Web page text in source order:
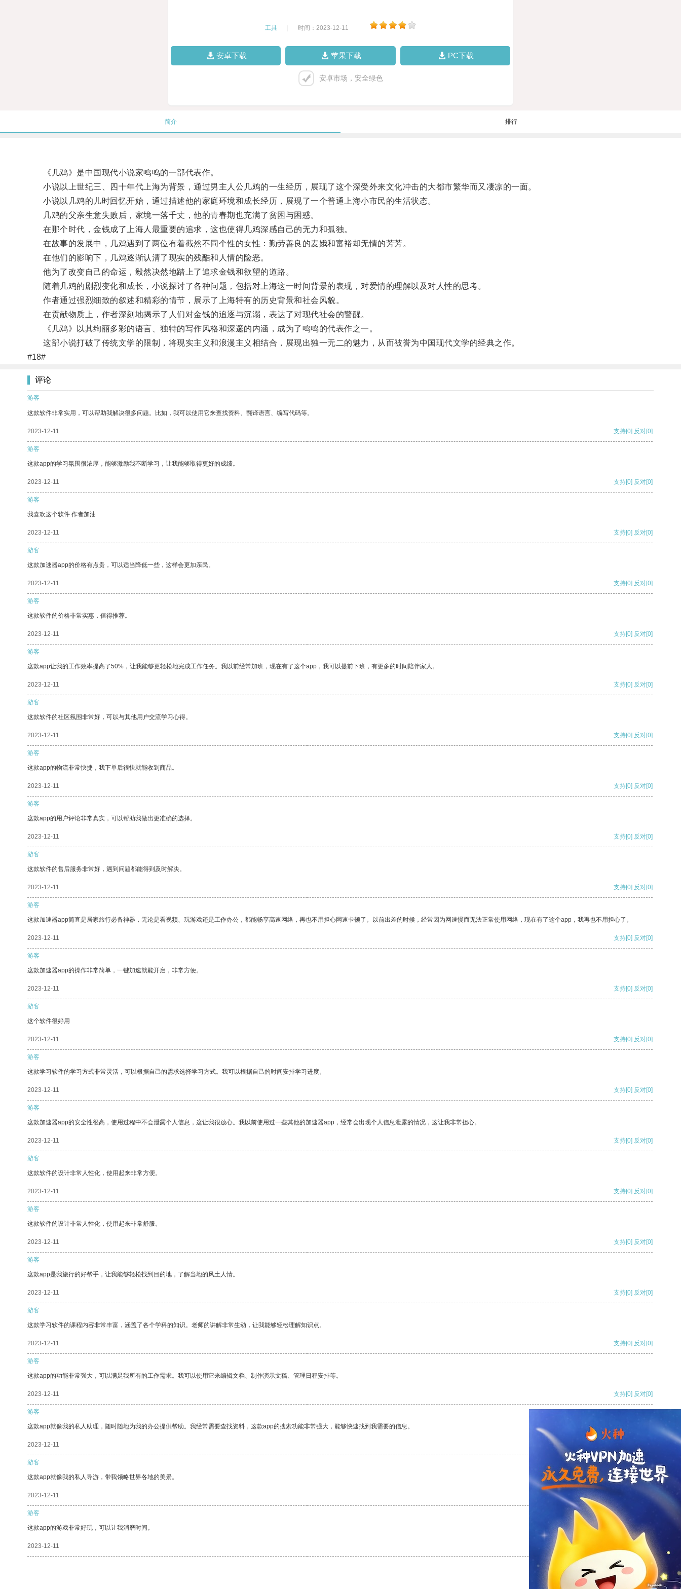
工具 时间：2023-12-11
安卓下载 苹果下载 PC下载
安卓市场，安全绿色
简介 排行
《几鸡》是中国现代小说家鸣鸣的一部代表作。
小说以上世纪三、四十年代上海为背景，通过男主人公几鸡的一生经历，展现了这个深受外来文化冲击的大都市繁华而又凄凉的一面。
小说以几鸡的儿时回忆开始，通过描述他的家庭环境和成长经历，展现了一个普通上海小市民的生活状态。
几鸡的父亲生意失败后，家境一落千丈，他的青春期也充满了贫困与困惑。
在那个时代，金钱成了上海人最重要的追求，这也使得几鸡深感自己的无力和孤独。
在故事的发展中，几鸡遇到了两位有着截然不同个性的女性：勤劳善良的麦娥和富裕却无情的芳芳。
在他们的影响下，几鸡逐渐认清了现实的残酷和人情的险恶。
他为了改变自己的命运，毅然决然地踏上了追求金钱和欲望的道路。
随着几鸡的剧烈变化和成长，小说探讨了各种问题，包括对上海这一时间背景的表现，对爱情的理解以及对人性的思考。
作者通过强烈细致的叙述和精彩的情节，展示了上海特有的历史背景和社会风貌。
在贡献物质上，作者深刻地揭示了人们对金钱的追逐与沉溺，表达了对现代社会的警醒。
《几鸡》以其绚丽多彩的语言、独特的写作风格和深邃的内涵，成为了鸣鸣的代表作之一。
这部小说打破了传统文学的限制，将现实主义和浪漫主义相结合，展现出独一无二的魅力，从而被誉为中国现代文学的经典之作。
#18#
评论
游客
这款软件非常实用，可以帮助我解决很多问题。比如，我可以使用它来查找资料、翻译语言、编写代码等。
2023-12-11 支持[0] 反对[0]
游客
这款app的学习氛围很浓厚，能够激励我不断学习，让我能够取得更好的成绩。
2023-12-11 支持[0] 反对[0]
游客
我喜欢这个软件 作者加油
2023-12-11 支持[0] 反对[0]
游客
这款加速器app的价格有点贵，可以适当降低一些，这样会更加亲民。
2023-12-11 支持[0] 反对[0]
游客
这款软件的价格非常实惠，值得推荐。
2023-12-11 支持[0] 反对[0]
游客
这款app让我的工作效率提高了50%，让我能够更轻松地完成工作任务。我以前经常加班，现在有了这个app，我可以提前下班，有更多的时间陪伴家人。
2023-12-11 支持[0] 反对[0]
游客
这款软件的社区氛围非常好，可以与其他用户交流学习心得。
2023-12-11 支持[0] 反对[0]
游客
这款app的物流非常快捷，我下单后很快就能收到商品。
2023-12-11 支持[0] 反对[0]
游客
这款app的用户评论非常真实，可以帮助我做出更准确的选择。
2023-12-11 支持[0] 反对[0]
游客
这款软件的售后服务非常好，遇到问题都能得到及时解决。
2023-12-11 支持[0] 反对[0]
游客
这款加速器app简直是居家旅行必备神器，无论是看视频、玩游戏还是工作办公，都能畅享高速网络，再也不用担心网速卡顿了。以前出差的时候，经常因为网速慢而无法正常使用网络，现在有了这个app，我再也不用担心了。
2023-12-11 支持[0] 反对[0]
游客
这款加速器app的操作非常简单，一键加速就能开启，非常方便。
2023-12-11 支持[0] 反对[0]
游客
这个软件很好用
2023-12-11 支持[0] 反对[0]
游客
这款学习软件的学习方式非常灵活，可以根据自己的需求选择学习方式。我可以根据自己的时间安排学习进度。
2023-12-11 支持[0] 反对[0]
游客
这款加速器app的安全性很高，使用过程中不会泄露个人信息，这让我很放心。我以前使用过一些其他的加速器app，经常会出现个人信息泄露的情况，这让我非常担心。
2023-12-11 支持[0] 反对[0]
游客
这款软件的设计非常人性化，使用起来非常方便。
2023-12-11 支持[0] 反对[0]
游客
这款软件的设计非常人性化，使用起来非常舒服。
2023-12-11 支持[0] 反对[0]
游客
这款app是我旅行的好帮手，让我能够轻松找到目的地，了解当地的风土人情。
2023-12-11 支持[0] 反对[0]
游客
这款学习软件的课程内容非常丰富，涵盖了各个学科的知识。老师的讲解非常生动，让我能够轻松理解知识点。
2023-12-11 支持[0] 反对[0]
游客
这款app的功能非常强大，可以满足我所有的工作需求。我可以使用它来编辑文档、制作演示文稿、管理日程安排等。
2023-12-11 支持[0] 反对[0]
游客
这款app就像我的私人助理，随时随地为我的办公提供帮助。我经常需要查找资料，这款app的搜索功能非常强大，能够快速找到我需要的信息。
2023-12-11
游客
这款app就像我的私人导游，带我领略世界各地的美景。
2023-12-11 反对
游客
这款app的游戏非常好玩，可以让我消磨时间。
2023-12-11 反对[0]